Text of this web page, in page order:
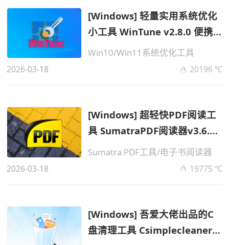
[Windows] 轻量实用系统优化
小工具 WinTune v2.8.0 便携
版
Win10/Win11系统优化工具
2026-03-18 20196 ℃
[Windows] 超轻快PDF阅读工
具 SumatraPDF阅读器v3.6.0
便携版
Sumatra PDF工具/电子书阅读器
2026-03-18 19775 ℃
[Windows] 吾爱大佬出品的C
盘清理工具 Csimplecleaner